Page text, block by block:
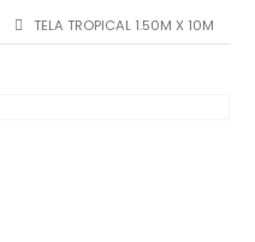
TELA TROPICAL 1.50M X 10M